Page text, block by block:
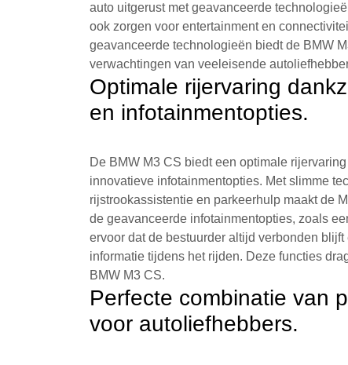
auto uitgerust met geavanceerde
ook zorgen voor entertainment en
geavanceerde technologieën biedt de BMW
verwachtingen van veeleisende
Optimale rijervaring
en infotainmentopties.
De BMW M3 CS biedt een optimale
innovatieve infotainmentopties. Met slimme
rijstrookassistentie en parkeerhulp maakt de
de geavanceerde infotainmentopties, zoals
ervoor dat de bestuurder altijd verbonden
informatie tijdens het rijden. Deze functies
BMW M3 CS.
Perfecte combinatie van
voor autoliefhebbers.